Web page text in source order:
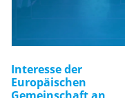
Interesse der
Europäischen